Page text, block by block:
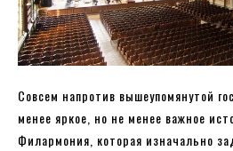
Совсем напротив вышеупомянутой
менее яркое, но не менее важное
Филармония, которая изначально